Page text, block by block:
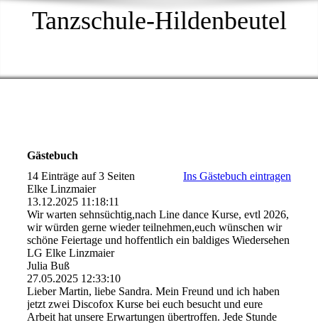
Tanzschule-Hildenbeutel
Gästebuch
14 Einträge auf 3 Seiten
Ins Gästebuch eintragen
Elke Linzmaier
13.12.2025 11:18:11
Wir warten sehnsüchtig,nach Line dance Kurse, evtl 2026,
wir würden gerne wieder teilnehmen,euch wünschen wir
schöne Feiertage und hoffentlich ein baldiges Wiedersehen
LG Elke Linzmaier
Julia Buß
27.05.2025 12:33:10
Lieber Martin, liebe Sandra. Mein Freund und ich haben
jetzt zwei Discofox Kurse bei euch besucht und eure
Arbeit hat unsere Erwartungen übertroffen. Jede Stunde